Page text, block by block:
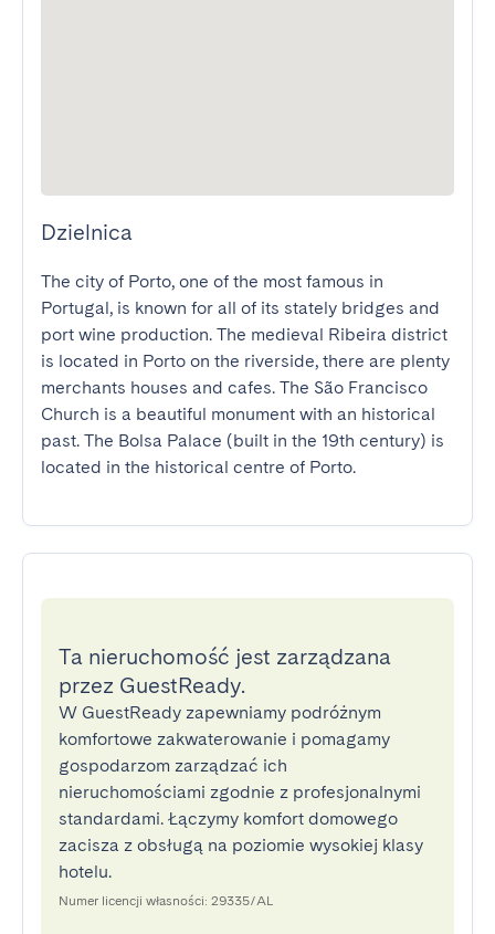
Dzielnica
The city of Porto, one of the most famous in
Portugal, is known for all of its stately bridges and
port wine production. The medieval Ribeira district
is located in Porto on the riverside, there are plenty
merchants houses and cafes. The São Francisco
Church is a beautiful monument with an historical
past. The Bolsa Palace (built in the 19th century) is
located in the historical centre of Porto.
Ta nieruchomość jest zarządzana
przez GuestReady.
W GuestReady zapewniamy podróżnym
komfortowe zakwaterowanie i pomagamy
gospodarzom zarządzać ich
nieruchomościami zgodnie z profesjonalnymi
standardami. Łączymy komfort domowego
zacisza z obsługą na poziomie wysokiej klasy
hotelu.
Numer licencji własności: 29335/AL